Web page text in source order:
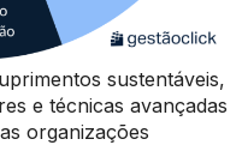
sustentáveis,
e técnicas avançadas
organizações